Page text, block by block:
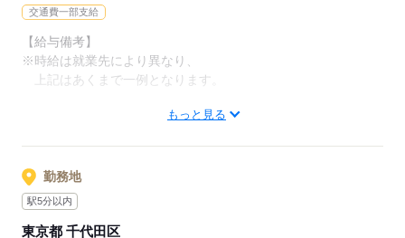
登録した方だけが閲覧できる
応募する
交通費一部支給
【給与備考】
※時給は就業先により異なり、
上記はあくまで一例となります。
もっと見る
勤務地
駅5分以内
東京都 千代田区